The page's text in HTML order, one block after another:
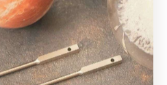
と血流改善の深い